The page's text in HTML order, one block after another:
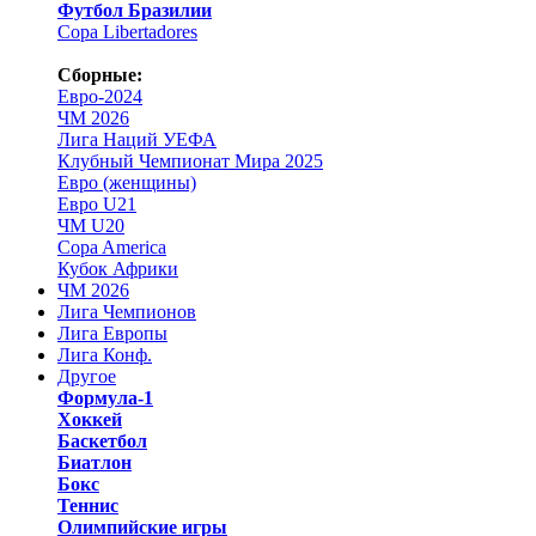
Футбол Бразилии
Copa Libertadores
Сборные:
Евро-2024
ЧМ 2026
Лига Наций УЕФА
Клубный Чемпионат Мира 2025
Евро (женщины)
Евро U21
ЧМ U20
Copa America
Кубок Африки
ЧМ 2026
Лига Чемпионов
Лига Европы
Лига Конф.
Другое
Формула-1
Хоккей
Баскетбол
Биатлон
Бокс
Теннис
Олимпийские игры